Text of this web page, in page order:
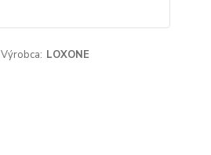
Výrobca: LOXONE